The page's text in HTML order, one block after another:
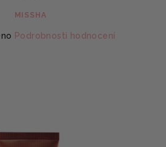
MISSHA
Podrobnosti hodnocení